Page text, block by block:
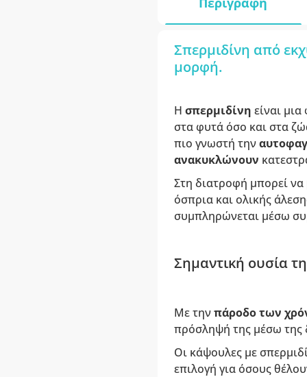
Σπερμιδίνη από
μορφή.
Η σπερμιδίνη είναι
στα φυτά όσο και στα
πιο γνωστή την
ανακυκλώνουν
Στη διατροφή μπορεί
όσπρια και ολικής
συμπληρώνεται μέσω
Σημαντική ουσία
Με τηνπάροδο των
πρόσληψή της μέσω της
Οι κάψουλες με
επιλογή για όσους